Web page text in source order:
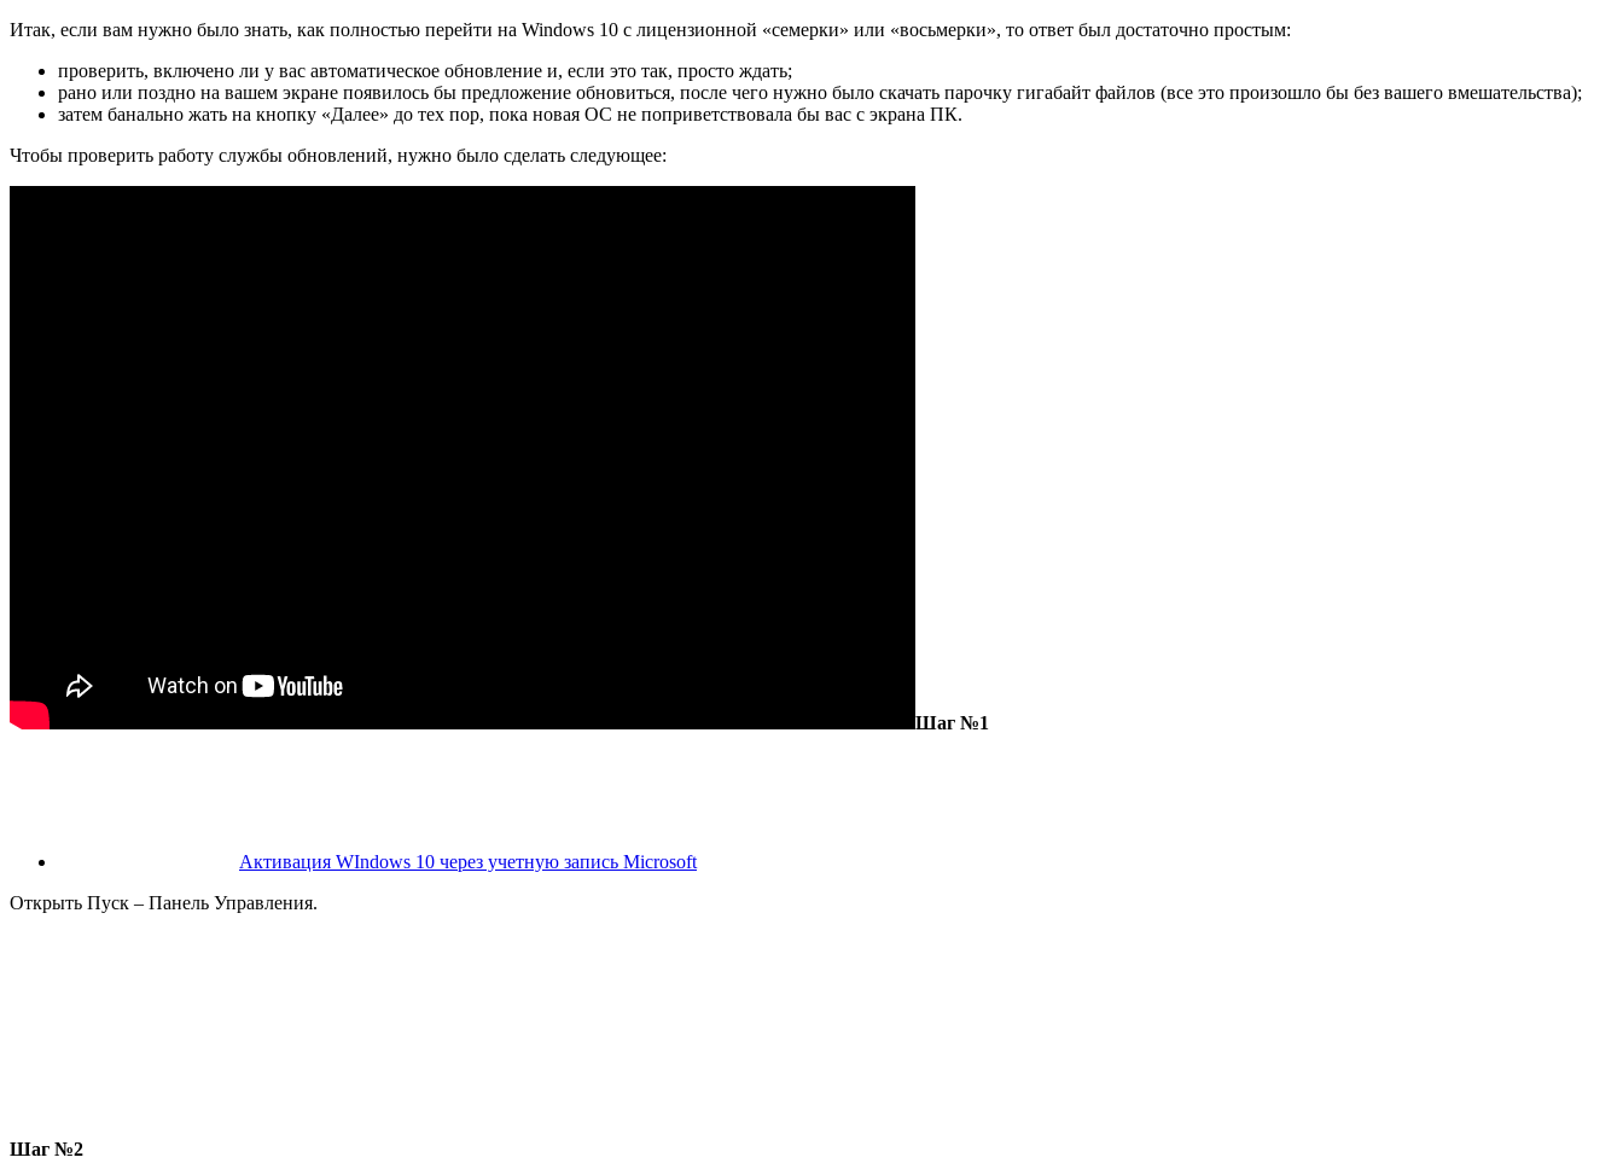
Итак, если вам нужно было знать, как полностью перейти на Windows 10 с лицензионной «семерки» или «восьмерки», то ответ был достаточно простым:
проверить, включено ли у вас автоматическое обновление и, если это так, просто ждать;
рано или поздно на вашем экране появилось бы предложение обновиться, после чего нужно было скачать парочку гигабайт файлов (все это произошло бы без вашего вмешательства);
затем банально жать на кнопку «Далее» до тех пор, пока новая ОС не поприветствовала бы вас с экрана ПК.
Чтобы проверить работу службы обновлений, нужно было сделать следующее:
Шаг №1
Активация WIndows 10 через учетную запись Microsoft
Открыть Пуск – Панель Управления.
Шаг №2